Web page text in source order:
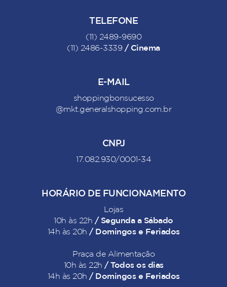
TELEFONE
(11) 2489-9690
(11) 2486-3339 / Cinema
E-MAIL
shoppingbonsucesso
@mkt.generalshopping.com.br
CNPJ
17.082.930/0001-34
HORÁRIO DE FUNCIONAMENTO
Lojas
10h às 22h / Segunda a Sábado
14h às 20h / Domingos e Feriados
Praça de Alimentação
10h às 22h / Todos os dias
14h às 20h / Domingos e Feriados